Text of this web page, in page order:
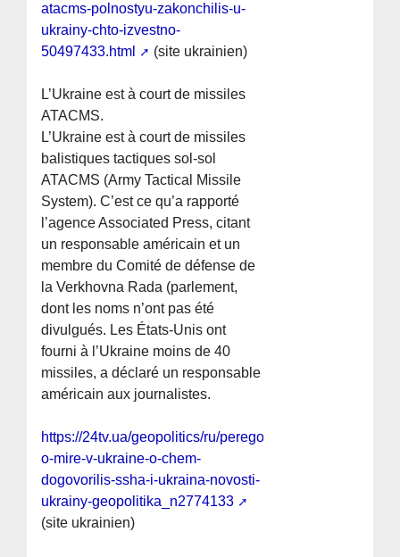
atacms-polnostyu-zakonchilis-u-
ukrainy-chto-izvestno-
50497433.html
(site ukrainien)
L’Ukraine est à court de missiles
ATACMS.
L’Ukraine est à court de missiles
balistiques tactiques sol-sol
ATACMS (Army Tactical Missile
System). C’est ce qu’a rapporté
l’agence Associated Press, citant
un responsable américain et un
membre du Comité de défense de
la Verkhovna Rada (parlement,
dont les noms n’ont pas été
divulgués. Les États-Unis ont
fourni à l’Ukraine moins de 40
missiles, a déclaré un responsable
américain aux journalistes.
https://24tv.ua/geopolitics/ru/peregovory-
o-mire-v-ukraine-o-chem-
dogovorilis-ssha-i-ukraina-novosti-
ukrainy-geopolitika_n2774133
(site ukrainien)